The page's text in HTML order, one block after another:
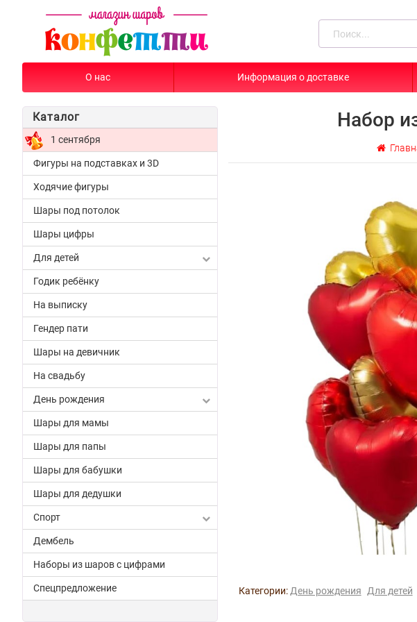
О нас Информация о доставке
Каталог
1 сентября
Фигуры на подставках и 3D
Ходячие фигуры
Шары под потолок
Шары цифры
Для детей
Годик ребёнку
На выписку
Гендер пати
Шары на девичник
На свадьбу
День рождения
Шары для мамы
Шары для папы
Шары для бабушки
Шары для дедушки
Спорт
Дембель
Наборы из шаров с цифрами
Спецпредложение
Набор
Категории: День рождения Для детей